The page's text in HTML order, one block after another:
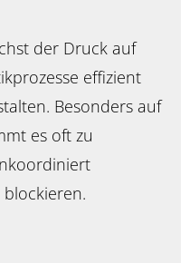
der Druck auf
effizient
Besonders auf
es oft zu